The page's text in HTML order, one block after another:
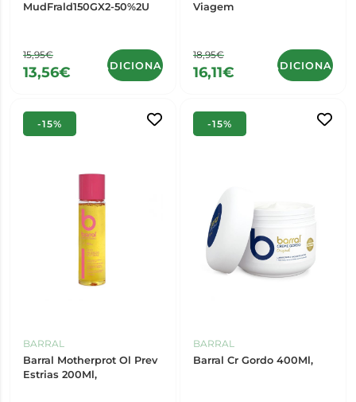
MudFrald150GX2-50%2U
15,95€
13,56€ ADICIONAR
Viagem
18,95€
16,11€ ADICIONAR
-15%
BARRAL
Barral Motherprot Ol Prev
Estrias 200Ml,
-15%
BARRAL
Barral Cr Gordo 400Ml,